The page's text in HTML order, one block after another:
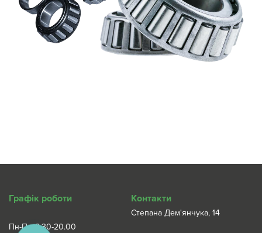
Графік роботи
Пн-Пт: 8.30-20.00
Контакти
Степана Дем'янчука, 14